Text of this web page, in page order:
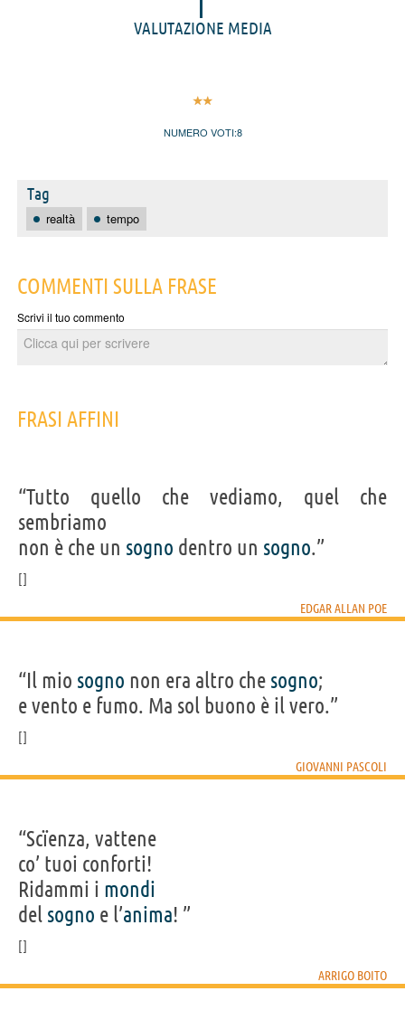
VALUTAZIONE MEDIA
NUMERO VOTI:8
Tag
realtà tempo
COMMENTI SULLA FRASE
Scrivi il tuo commento
FRASI AFFINI
“Tutto quello che vediamo, quel che
sembriamo
non è che un sogno dentro un sogno.”
EDGAR ALLAN POE
“Il mio sogno non era altro che sogno;
e vento e fumo. Ma sol buono è il vero.”
GIOVANNI PASCOLI
“Scïenza, vattene
co’ tuoi conforti!
Ridammi i mondi
del sogno e l’anima! ”
ARRIGO BOITO